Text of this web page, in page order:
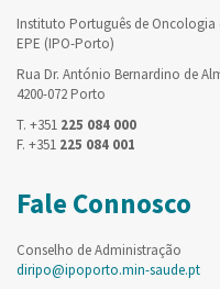
Instituto Português de Oncologia
EPE (IPO-Porto)
Rua Dr. António Bernardino de
4200-072 Porto
T. +351 225 084 000
F. +351 225 084 001
Fale Connosco
Conselho de Administração
diripo@ipoporto.min-saude.pt